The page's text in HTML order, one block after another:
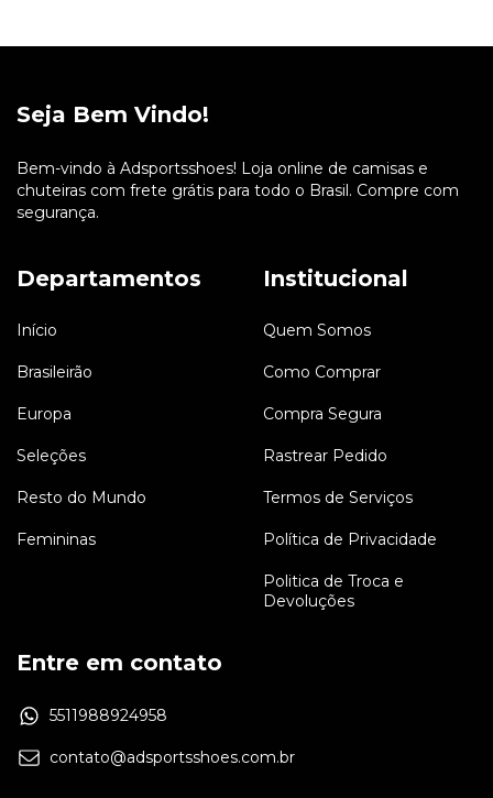
Seja Bem Vindo!
Bem-vindo à Adsportsshoes! Loja online de camisas e
chuteiras com frete grátis para todo o Brasil. Compre com
segurança.
Departamentos
Início
Brasileirão
Europa
Seleções
Resto do Mundo
Femininas
Institucional
Quem Somos
Como Comprar
Compra Segura
Rastrear Pedido
Termos de Serviços
Política de Privacidade
Politica de Troca e
Devoluções
Entre em contato
5511988924958
contato@adsportsshoes.com.br